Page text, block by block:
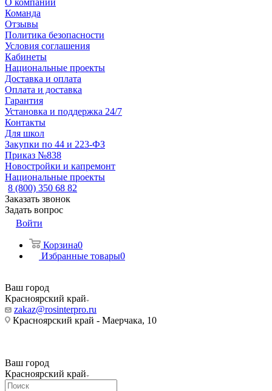
О компании
Команда
Отзывы
Политика безопасности
Условия соглашения
Кабинеты
Национальные проекты
Доставка и оплата
Оплата и доставка
Гарантия
Установка и поддержка 24/7
Контакты
Для школ
Закупки по 44 и 223-ФЗ
Приказ №838
Новостройки и капремонт
Национальные проекты
8 (800) 350 68 82
Заказать звонок
Задать вопрос
Войти
Корзина0
Избранные товары0
Ваш город
Красноярский край
zakaz@rosinterpro.ru
Красноярский край - Маерчака, 10
Ваш город
Красноярский край